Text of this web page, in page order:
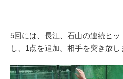
5回には、長江、石山の連続ヒ
し、1点を追加。相手を突き放し